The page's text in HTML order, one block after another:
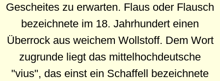
Gescheites zu erwarten. Flaus oder Flausch
bezeichnete im 18. Jahrhundert einen
Überrock aus weichem Wollstoff. Dem Wort
zugrunde liegt das mittelhochdeutsche
"vius", das einst ein Schaffell bezeichnete